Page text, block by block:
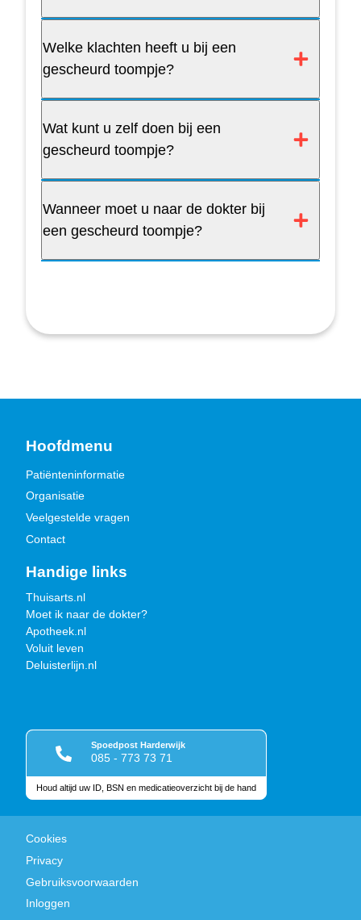
Welke klachten heeft u bij een
gescheurd toompje?
Wat kunt u zelf doen bij een
gescheurd toompje?
Wanneer moet u naar de dokter bij
een gescheurd toompje?
Hoofdmenu
Patiënteninformatie
Organisatie
Veelgestelde vragen
Contact
Handige links
Thuisarts.nl
Moet ik naar de dokter?
Apotheek.nl
Voluit leven
Deluisterlijn.nl
Spoedpost Harderwijk
085 - 773 73 71
Houd altijd uw ID, BSN en medicatieoverzicht bij de hand
Cookies
Privacy
Gebruiksvoorwaarden
Inloggen